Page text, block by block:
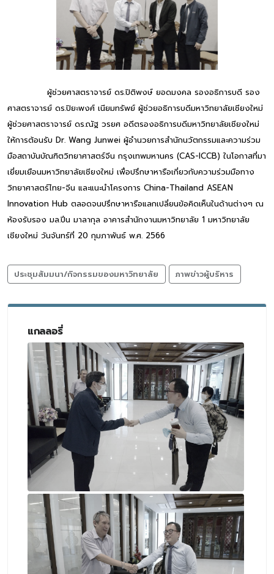
ผู้ช่วยศาสตราจารย์ ดร.ปิติพงษ์ ยอดมงคล รองอธิการบดี รอง
ศาสตราจารย์ ดร.ปิยะพงศ์ เนียมทรัพย์ ผู้ช่วยอธิการบดีมหาวิทยาลัยเชียงใหม่
ผู้ช่วยศาสตราจารย์ ดร.ณัฐ วรยศ อดีตรองอธิการบดีมหาวิทยาลัยเชียงใหม่
ให้การต้อนรับ Dr. Wang Junwei ผู้อำนวยการสำนักนวัตกรรมและความร่วม
มือสถาบันบัณฑิตวิทยาศาสตร์จีน กรุงเทพมหานคร (CAS-ICCB) ในโอกาสที่มา
เยี่ยมเยือนมหาวิทยาลัยเชียงใหม่ เพื่อปรึกษาหารือเกี่ยวกับความร่วมมือทาง
วิทยาศาสตร์ไทย-จีน และแนะนำโครงการ China-Thailand ASEAN
Innovation Hub ตลอดจนปรึกษาหารือแลกเปลี่ยนข้อคิดเห็นในด้านต่างๆ ณ
ห้องรับรอง มล.ปิ่น มาลากุล อาคารสำนักงานมหาวิทยาลัย 1 มหาวิทยาลัย
เชียงใหม่ วันจันทร์ที่ 20 กุมภาพันธ์ พ.ศ. 2566
ประชุมสัมมนา/กิจกรรมของมหาวิทยาลัย ภาพข่าวผู้บริหาร
แกลลอรี่